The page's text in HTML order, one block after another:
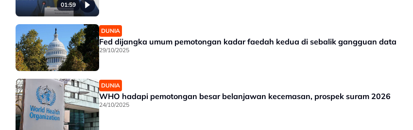
01:59
DUNIA
Fed dijangka umum pemotongan kadar faedah kedua di sebalik gangguan data
29/10/2025
DUNIA
WHO hadapi pemotongan besar belanjawan kecemasan, prospek suram 2026
24/10/2025